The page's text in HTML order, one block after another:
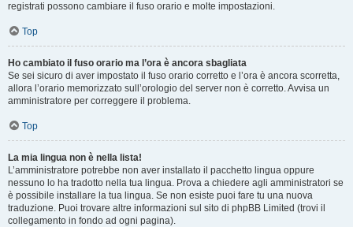
registrati possono cambiare il fuso orario e molte impostazioni.
Top
Ho cambiato il fuso orario ma l’ora è ancora sbagliata
Se sei sicuro di aver impostato il fuso orario corretto e l’ora è ancora scorretta,
allora l’orario memorizzato sull’orologio del server non è corretto. Avvisa un
amministratore per correggere il problema.
Top
La mia lingua non è nella lista!
L’amministratore potrebbe non aver installato il pacchetto lingua oppure
nessuno lo ha tradotto nella tua lingua. Prova a chiedere agli amministratori se
è possibile installare la tua lingua. Se non esiste puoi fare tu una nuova
traduzione. Puoi trovare altre informazioni sul sito di phpBB Limited (trovi il
collegamento in fondo ad ogni pagina).